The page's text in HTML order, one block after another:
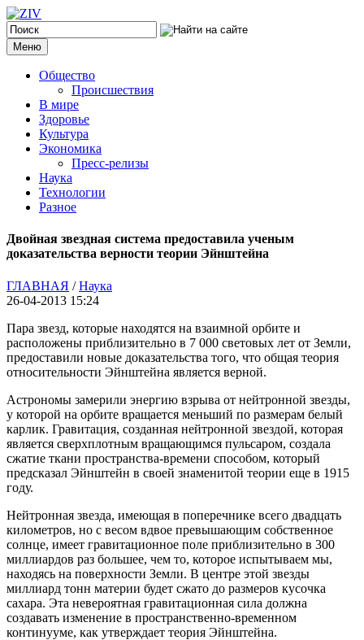
Меню
Общество
Происшествия
В мире
Здоровье
Культура
Экономика
Пресс-релизы
Наука
Технологии
Разное
Двойная звездная система предоставила ученым
доказательства верности теории Эйнштейна
ГЛАВНАЯ /Наука
26-04-2013 15:24
Пара звезд, которые находятся на взаимной орбите и
расположены приблизительно в 7 000 световых лет от Земли,
предоставили новые доказательства того, что общая теория
относительности Эйнштейна является верной.
Астрономы замерили энергию взрыва от нейтронной звезды,
у которой на орбите вращается меньший по размерам белый
карлик. Гравитация, созданная нейтронной звездой, которая
является сверхплотным вращающимся пульсаром, создала
сжатие ткани пространства-времени способом, который
предсказал Эйнштейн в своей знаменитой теории еще в 1915
году.
Нейтронная звезда, имеющая в поперечнике всего двадцать
километров, но с весом вдвое превышающим собственное
солнце, имеет гравитационное поле приблизительно в 300
миллиардов раз большее, чем то, которое испытываем мы,
находясь на поверхности Земли. В центре этой звезды
миллиард тонн материи будет сжато до размеров кусочка
сахара. Эта невероятная гравитационная сила должна
создавать изменение в пространственно-временном
континууме, как утверждает теория Эйнштейна.